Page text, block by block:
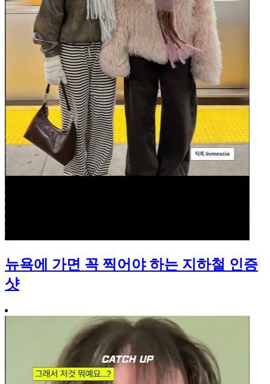
뉴욕에 가면 꼭 찍어야 하는 지하철 인증
샷